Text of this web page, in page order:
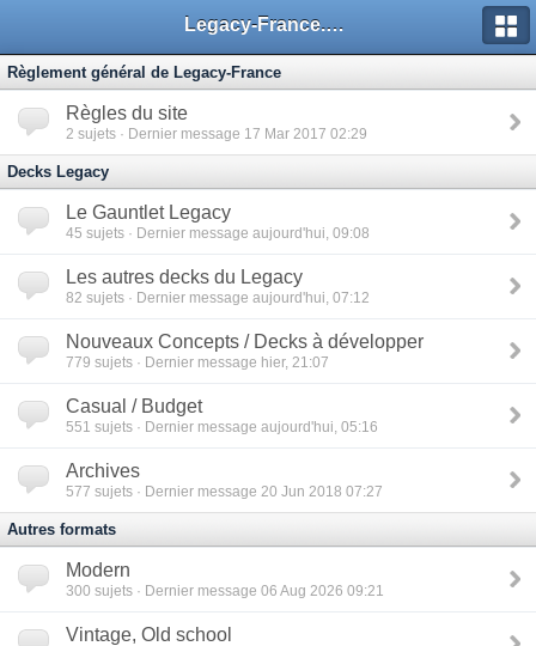
Legacy-France.org - Forum
Règlement général de Legacy-France
Règles du site
2 sujets · Dernier message 17 Mar 2017 02:29
Decks Legacy
Le Gauntlet Legacy
45 sujets · Dernier message aujourd'hui, 09:08
Les autres decks du Legacy
82 sujets · Dernier message aujourd'hui, 07:12
Nouveaux Concepts / Decks à développer
779 sujets · Dernier message hier, 21:07
Casual / Budget
551 sujets · Dernier message aujourd'hui, 05:16
Archives
577 sujets · Dernier message 20 Jun 2018 07:27
Autres formats
Modern
300 sujets · Dernier message 06 Aug 2026 09:21
Vintage, Old school